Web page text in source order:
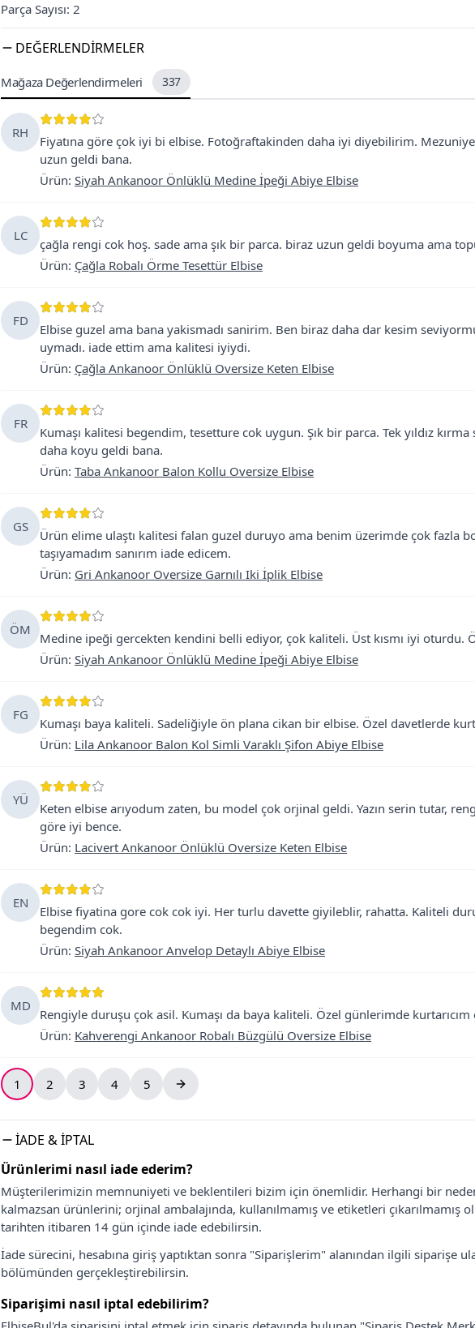
Parça Sayısı: 2
DEĞERLENDIRMELER
Mağaza Değerlendirmeleri 337
RH
Fiyatına göre çok iyi bi elbise. Fotoğraftakinden daha iyi diyebilirim.
uzun geldi bana.
Ürün: Siyah Ankanoor Önlüklü Medine İpeği Abiye Elbise
LC
çağla rengi cok hoş. sade ama şık bir parca. biraz uzun geldi boyuma ama
Ürün: Çağla Robalı Örme Tesettür Elbise
FD
Elbise guzel ama bana yakismadı sanirim. Ben biraz daha dar kesim
uymadı. iade ettim ama kalitesi iyiydi.
Ürün: Çağla Ankanoor Önlüklü Oversize Keten Elbise
FR
Kumaşı kalitesi begendim, tesetture cok uygun. Şık bir parca. Tek yıldız
daha koyu geldi bana.
Ürün: Taba Ankanoor Balon Kollu Oversize Elbise
GS
Ürün elime ulaştı kalitesi falan guzel duruyo ama benim üzerimde çok fazla
taşıyamadım sanırım iade edicem.
Ürün: Gri Ankanoor Oversize Garnılı Iki İplik Elbise
ÖM
Medine ipeği gercekten kendini belli ediyor, çok kaliteli. Üst kısmı iyi oturdu.
Ürün: Siyah Ankanoor Önlüklü Medine İpeği Abiye Elbise
FG
Kumaşı baya kaliteli. Sadeliğiyle ön plana cikan bir elbise. Özel davetlerde
Ürün: Lila Ankanoor Balon Kol Simli Varaklı Şifon Abiye Elbise
YÜ
Keten elbise arıyodum zaten, bu model çok orjinal geldi. Yazın serin tutar,
göre iyi bence.
Ürün: Lacivert Ankanoor Önlüklü Oversize Keten Elbise
EN
Elbise fiyatina gore cok cok iyi. Her turlu davette giyileblir, rahatta. Kaliteli
begendim cok.
Ürün: Siyah Ankanoor Anvelop Detaylı Abiye Elbise
MD
Rengiyle duruşu çok asil. Kumaşı da baya kaliteli. Özel günlerimde
Ürün: Kahverengi Ankanoor Robalı Büzgülü Oversize Elbise
1 2 3 4 5
İADE & İPTAL
Ürünlerimi nasıl iade ederim?
Müşterilerimizin memnuniyeti ve beklentileri bizim için önemlidir. Herhangi bir
kalmazsan ürünlerini; orjinal ambalajında, kullanılmamış ve etiketleri çıkarılmamış
tarihten itibaren 14 gün içinde iade edebilirsin.
İade sürecini, hesabına giriş yaptıktan sonra "Siparişlerim" alanından ilgili siparişe
bölümünden gerçekleştirebilirsin.
Siparişimi nasıl iptal edebilirim?